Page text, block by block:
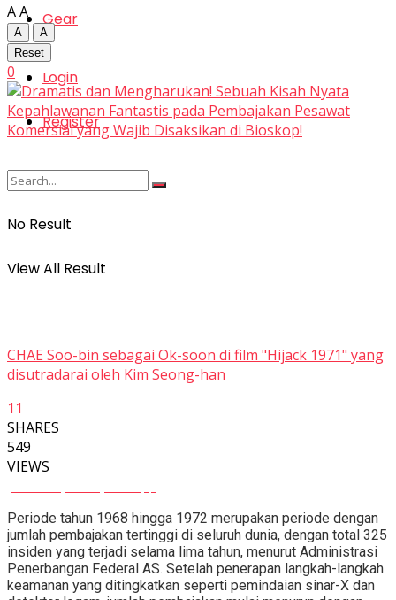
Gear
Login
Register
No Result
View All Result
AA
A
A
Reset
0
CHAE Soo-bin sebagai Ok-soon di film "Hijack 1971" yang
disutradarai oleh Kim Seong-han
11
SHARES
549
VIEWS
Periode tahun 1968 hingga 1972 merupakan periode dengan
jumlah pembajakan tertinggi di seluruh dunia, dengan total 325
insiden yang terjadi selama lima tahun, menurut Administrasi
Penerbangan Federal AS. Setelah penerapan langkah-langkah
keamanan yang ditingkatkan seperti pemindaian sinar-X dan